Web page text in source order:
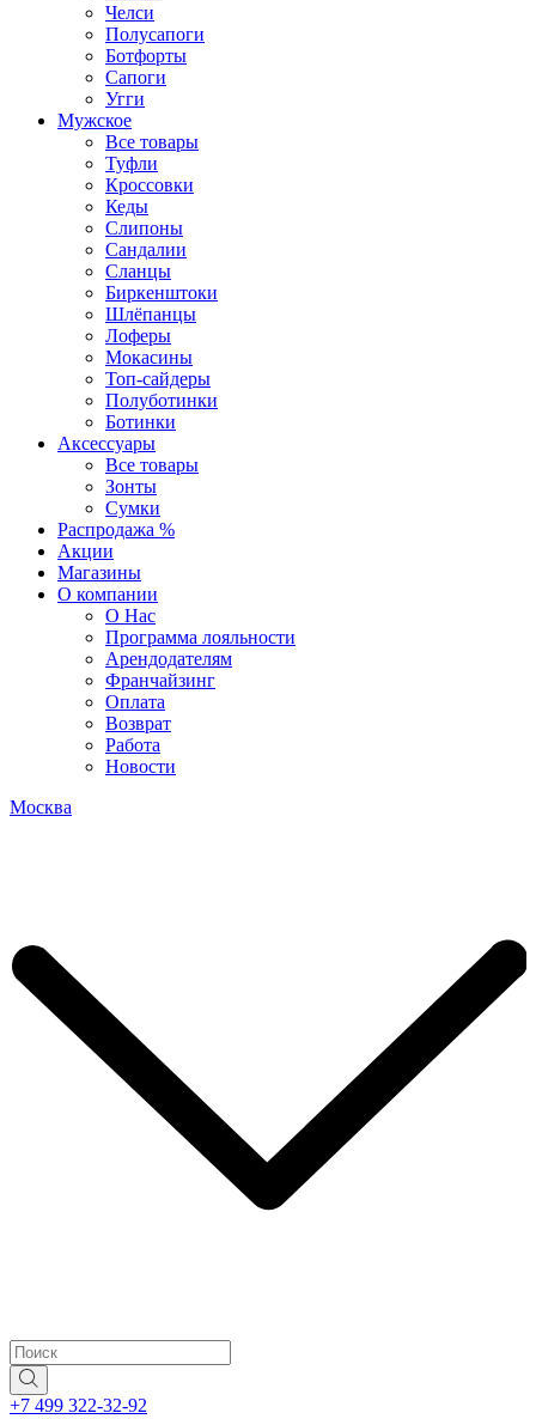
Челси
Полусапоги
Ботфорты
Сапоги
Угги
Мужское
Все товары
Туфли
Кроссовки
Кеды
Слипоны
Сандалии
Сланцы
Биркенштоки
Шлёпанцы
Лоферы
Мокасины
Топ-сайдеры
Полуботинки
Ботинки
Аксессуары
Все товары
Зонты
Сумки
Распродажа %
Акции
Магазины
О компании
О Нас
Программа лояльности
Арендодателям
Франчайзинг
Оплата
Возврат
Работа
Новости
Москва
+7 499 322-32-92